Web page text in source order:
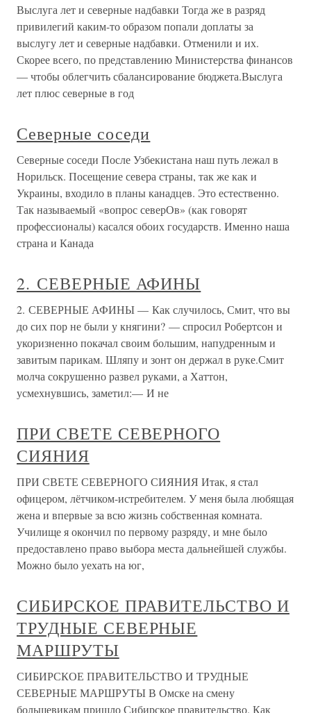
Выслуга лет и северные надбавки Тогда же в разряд
привилегий каким-то образом попали доплаты за
выслугу лет и северные надбавки. Отменили и их.
Скорее всего, по представлению Министерства финансов
— чтобы облегчить сбалансирование бюджета.Выслуга
лет плюс северные в год
Северные соседи
Северные соседи После Узбекистана наш путь лежал в
Норильск. Посещение севера страны, так же как и
Украины, входило в планы канадцев. Это естественно.
Так называемый «вопрос северОв» (как говорят
профессионалы) касался обоих государств. Именно наша
страна и Канада
2. СЕВЕРНЫЕ АФИНЫ
2. СЕВЕРНЫЕ АФИНЫ — Как случилось, Смит, что вы
до сих пор не были у княгини? — спросил Робертсон и
укоризненно покачал своим большим, напудренным и
завитым парикам. Шляпу и зонт он держал в руке.Смит
молча сокрушенно развел руками, а Хаттон,
усмехнувшись, заметил:— И не
ПРИ СВЕТЕ СЕВЕРНОГО
СИЯНИЯ
ПРИ СВЕТЕ СЕВЕРНОГО СИЯНИЯ Итак, я стал
офицером, лётчиком-истребителем. У меня была любящая
жена и впервые за всю жизнь собственная комната.
Училище я окончил по первому разряду, и мне было
предоставлено право выбора места дальнейшей службы.
Можно было уехать на юг,
СИБИРСКОЕ ПРАВИТЕЛЬСТВО И
ТРУДНЫЕ СЕВЕРНЫЕ
МАРШРУТЫ
СИБИРСКОЕ ПРАВИТЕЛЬСТВО И ТРУДНЫЕ
СЕВЕРНЫЕ МАРШРУТЫ В Омске на смену
большевикам пришло Сибирское правительство. Как